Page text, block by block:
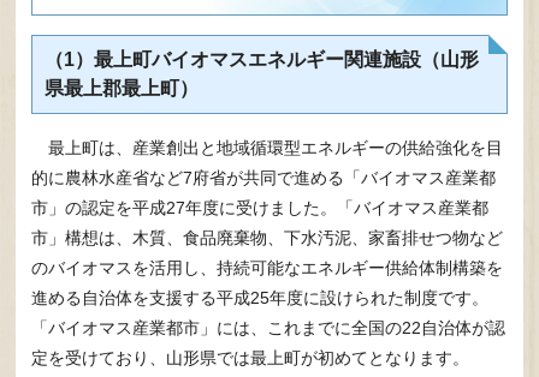
（1）最上町バイオマスエネルギー関連施設（山形
県最上郡最上町）
最上町は、産業創出と地域循環型エネルギーの供給強化を目
的に農林水産省など7府省が共同で進める「バイオマス産業都
市」の認定を平成27年度に受けました。「バイオマス産業都
市」構想は、木質、食品廃棄物、下水汚泥、家畜排せつ物など
のバイオマスを活用し、持続可能なエネルギー供給体制構築を
進める自治体を支援する平成25年度に設けられた制度です。
「バイオマス産業都市」には、これまでに全国の22自治体が認
定を受けており、山形県では最上町が初めてとなります。